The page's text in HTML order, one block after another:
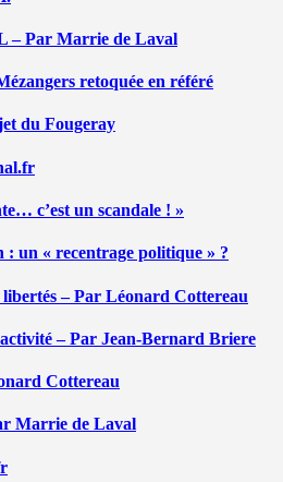
– Par Marrie de Laval
retoquée en référé
du Fougeray
c’est un scandale ! »
un « recentrage politique » ?
– Par Léonard Cottereau
– Par Jean-Bernard Briere
Cottereau
Marrie de Laval